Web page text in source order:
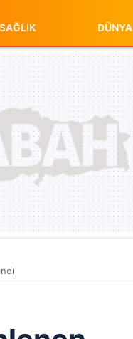
SAĞLIK DÜNYA